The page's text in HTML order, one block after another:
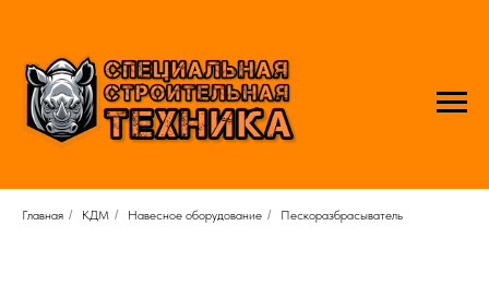
Главная / КДМ / Навесное оборудование / Пескоразбрасыватель